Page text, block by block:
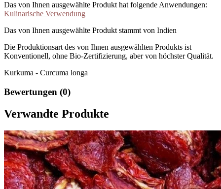
Das von Ihnen ausgewählte Produkt hat folgende Anwendungen:
Kulinarische Verwendung
Das von Ihnen ausgewählte Produkt stammt von Indien
Die Produktionsart des von Ihnen ausgewählten Produkts ist
Konventionell, ohne Bio-Zertifizierung, aber von höchster Qualität.
Kurkuma - Curcuma longa
Bewertungen (0)
Verwandte Produkte